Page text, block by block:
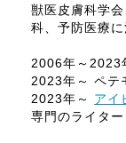
獣医皮膚科学
科、予防医療に
2006年～2023
2023年～ ペテ
2023年～ アイ
専門のライター